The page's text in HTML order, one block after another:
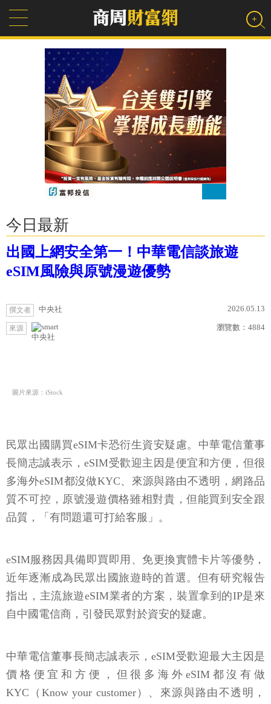
今日最新
出國上網安全第一！中華電信談旅遊
eSIM風險與原號漫遊優勢
撰文者 中央社 2026.05.13
來源
中央社
瀏覽數： 4884
圖片來源：iStock
民眾出國購買eSIM卡恐衍生資安疑慮。中華電信董事
長簡志誠表示，eSIM受歡迎主因是便宜和方便，但很
多海外eSIM都沒做KYC、來源與路由不透明，網路品
質不可控，原號漫遊價格雖相對貴，但能買到安全跟
品質，「有問題還可打給客服」。
eSIM服務因具備即買即用、免更換實體卡片等優勢，
近年逐漸成為民眾出國旅遊時的首選。但有研究報告
指出，主流旅遊eSIM業者的方案，裝置拿到的IP是來
自中國電信商，引發民眾對於資安的疑慮。
中華電信董事長簡志誠表示，eSIM受歡迎最大主因是
價格便宜和方便，但很多海外eSIM都沒有做
KYC（Know your customer）、來源與路由不透明，